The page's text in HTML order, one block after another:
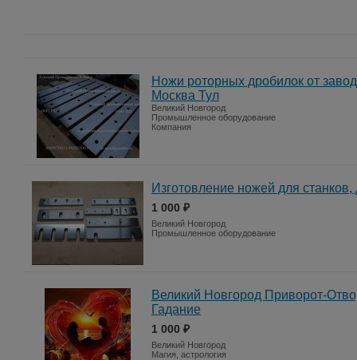
Ножи роторных дробилок от
Москва Тул
Великий Новгород
Промышленное оборудование
Компания
Изготовление ножей для
1 000 ₽
Великий Новгород
Промышленное оборудование
Великий Новгород Приворот-
Гадание
1 000 ₽
Великий Новгород
Магия, астрология